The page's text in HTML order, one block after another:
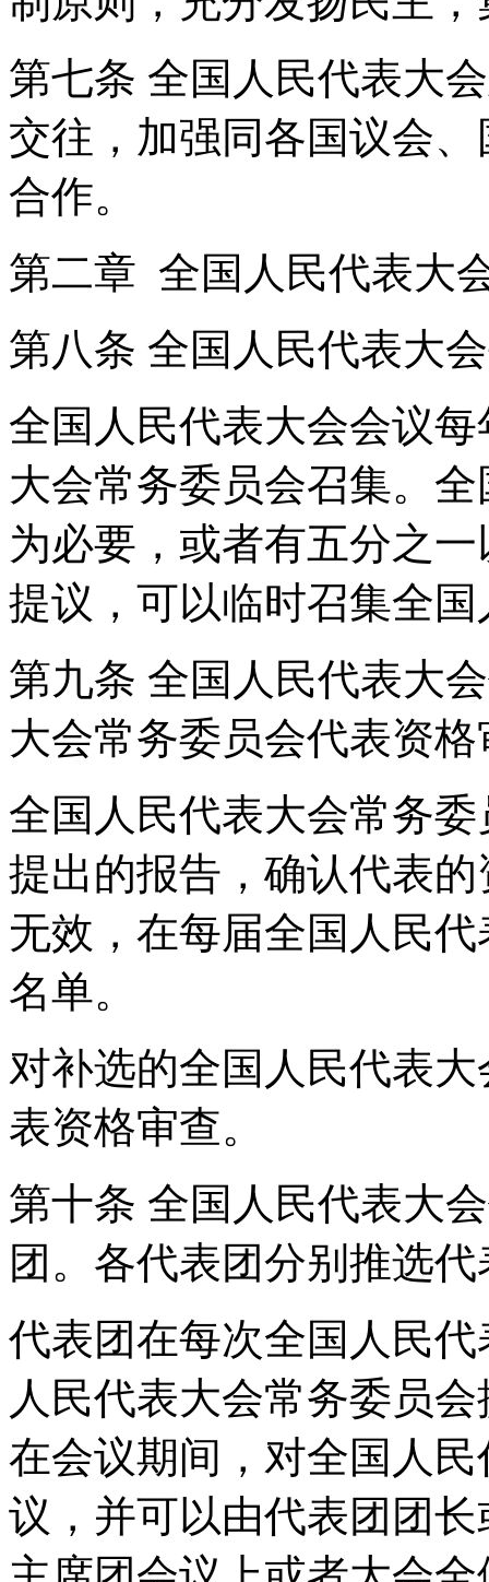
第七条 全国人民代表大
交往，加强同各国议会
合作。
第二章 全国人民代表
第八条 全国人民代表大
全国人民代表大会会议
大会常务委员会召集。
为必要，或者有五分之
提议，可以临时召集全
第九条 全国人民代表大
大会常务委员会代表资
全国人民代表大会常务
提出的报告，确认代表
无效，在每届全国人民
名单。
对补选的全国人民代表
表资格审查。
第十条 全国人民代表大
团。各代表团分别推选
代表团在每次全国人民
人民代表大会常务委员
在会议期间，对全国人
议，并可以由代表团团